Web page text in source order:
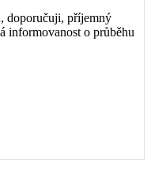
doporučuji, příjemný
informovanost o průběhu